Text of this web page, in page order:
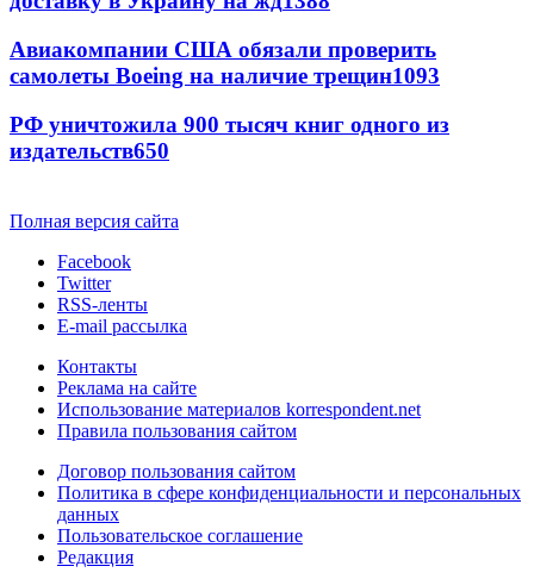
Авиакомпании США обязали проверить
самолеты Boeing на наличие трещин1093
РФ уничтожила 900 тысяч книг одного из
издательств650
Полная версия сайта
Facebook
Twitter
RSS-ленты
E-mail рассылка
Контакты
Реклама на сайте
Использование материалов korrespondent.net
Правила пользования сайтом
Договор пользования сайтом
Политика в сфере конфиденциальности и персональных
данных
Пользовательское соглашение
Редакция